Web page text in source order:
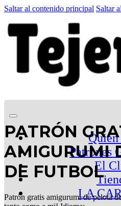
Saltar al contenido principal Saltar
Quien
Patrones
El
LA
PATRÓN
AMIGURUMI
DE FUTBOL
Patrón gratis amigurumi de pelota